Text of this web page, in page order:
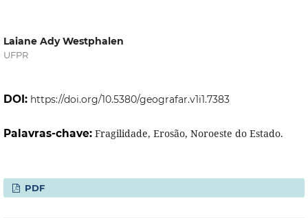
Laiane Ady Westphalen
UFPR
DOI: https://doi.org/10.5380/geografar.v1i1.7383
Palavras-chave: Fragilidade, Erosão, Noroeste do Estado.
PDF